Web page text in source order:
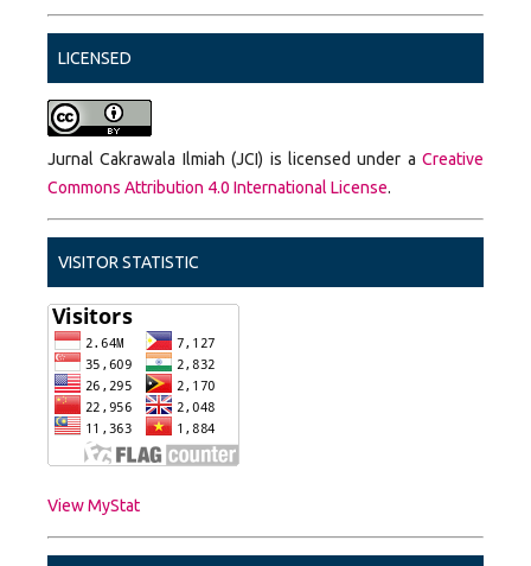
LICENSED
Jurnal Cakrawala Ilmiah (JCI) is licensed under aCreative
Commons Attribution 4.0 International License.
VISITOR STATISTIC
View MyStat